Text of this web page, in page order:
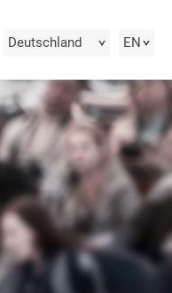
Deutschland EN